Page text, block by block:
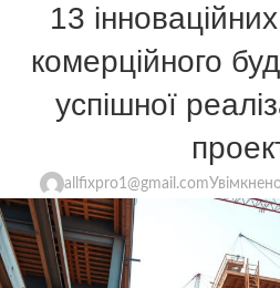
13
комерційного
успішної
allfixpro1@gmail.com